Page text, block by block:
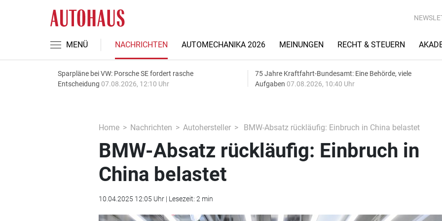
MENÜ NACHRICHTEN AUTOMECHANIKA 2026 MEINUNGEN RECHT & STEUERN
Sparpläne bei VW: Porsche SE fordert rasche
Entscheidung 07.08.2026, 12:10 Uhr
75 Jahre Kraftfahrt-Bundesamt: Eine Behörde, viele
Aufgaben 07.08.2026, 10:40 Uhr
Home Nachrichten Autohersteller BMW-Absatz rückläufig: Einbruch in China belastet
BMW-Absatz rückläufig: Einbruch in
China belastet
10.04.2025 12:05 Uhr | Lesezeit: 2 min